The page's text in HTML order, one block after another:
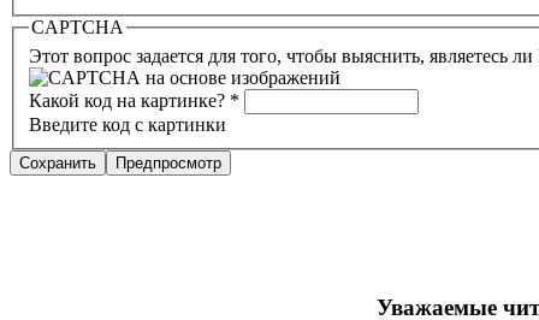
CAPTCHA
Этот вопрос задается для того, чтобы выяснить, являетесь
Какой код на картинке? *
Введите код с картинки
Уважаемые